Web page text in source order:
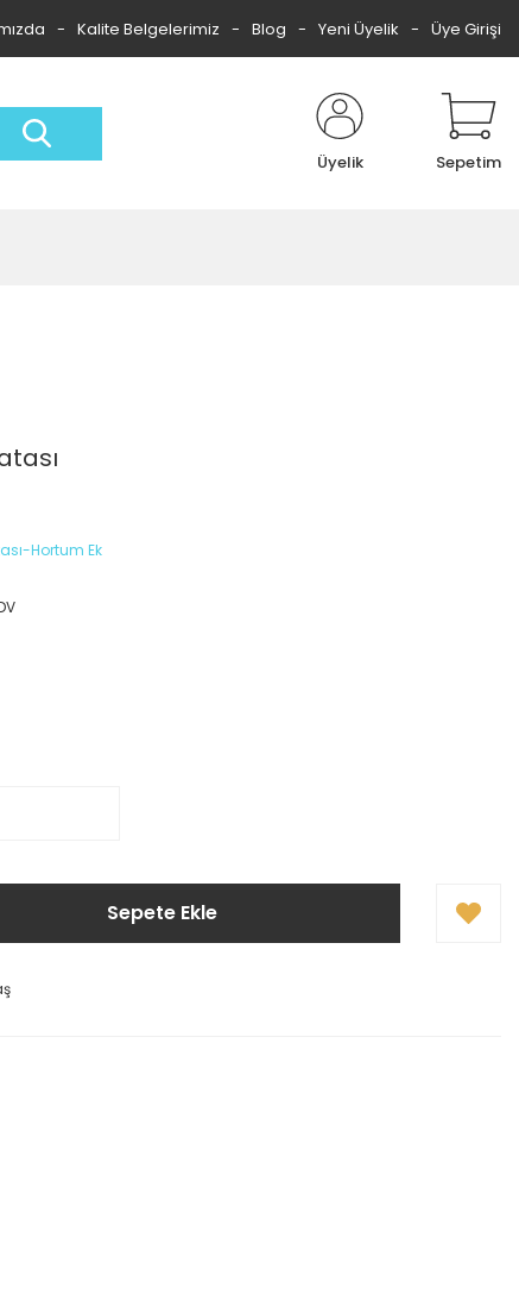
Kalite Belgelerimiz Blog Yeni Üyelik Üye Girişi
Üyelik Sepetim
Hortum Ek
Sepete Ekle